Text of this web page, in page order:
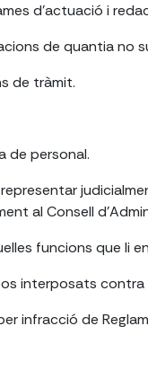
d'actuació i
de quantia no
de tràmit.
de personal.
al Consell
funcions que li
interposats
infracció de